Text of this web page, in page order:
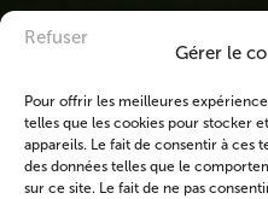
Gérer le
Pour offrir les meilleures
telles que les cookies pour stocker
appareils. Le fait de consentir à ces
des données telles que le
sur ce site. Le fait de ne pas
Refuser